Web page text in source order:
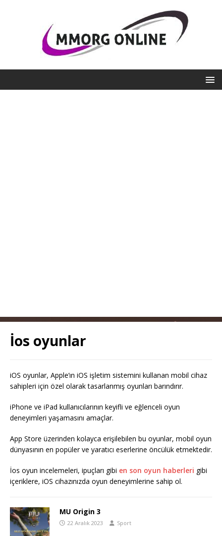
İos oyunlar
iOS oyunlar, Apple’ın iOS işletim sistemini kullanan mobil cihaz
sahipleri için özel olarak tasarlanmış oyunları barındırır.
iPhone ve iPad kullanıcılarının keyifli ve eğlenceli oyun
deneyimleri yaşamasını amaçlar.
App Store üzerinden kolayca erişilebilen bu oyunlar, mobil oyun
dünyasının en popüler ve yaratıcı eserlerine öncülük etmektedir.
İos oyun incelemeleri, ipuçları gibi en son oyun haberleri gibi
içeriklere, iOS cihazınızda oyun deneyimlerine sahip ol.
MU Origin 3
22 Aralık 2023 Sport